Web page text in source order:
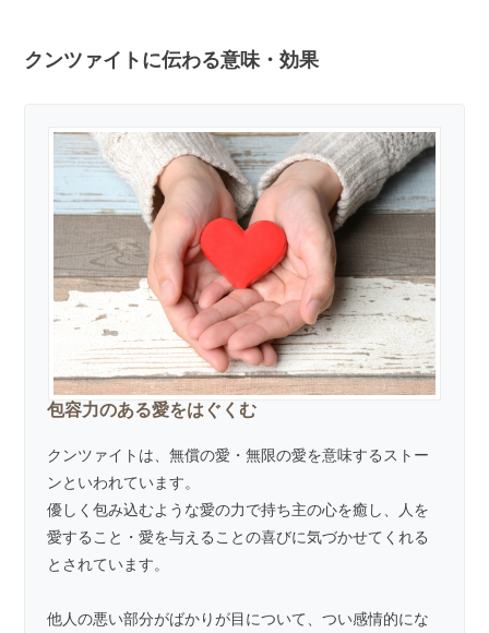
クンツァイトに伝わる意味・効果
包容力のある愛をはぐくむ
クンツァイトは、無償の愛・無限の愛を意味するストー
ンといわれています。
優しく包み込むような愛の力で持ち主の心を癒し、人を
愛すること・愛を与えることの喜びに気づかせてくれる
とされています。
他人の悪い部分がばかりが目について、つい感情的にな